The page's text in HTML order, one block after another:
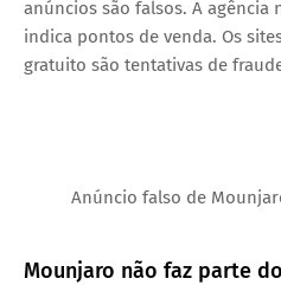
anúncios são falsos. A agência
indica pontos de venda. Os
gratuito são tentativas de
Anúncio falso de
Mounjaro não faz parte